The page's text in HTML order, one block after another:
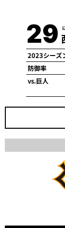
29
2023シーズ
防御率
vs.巨人